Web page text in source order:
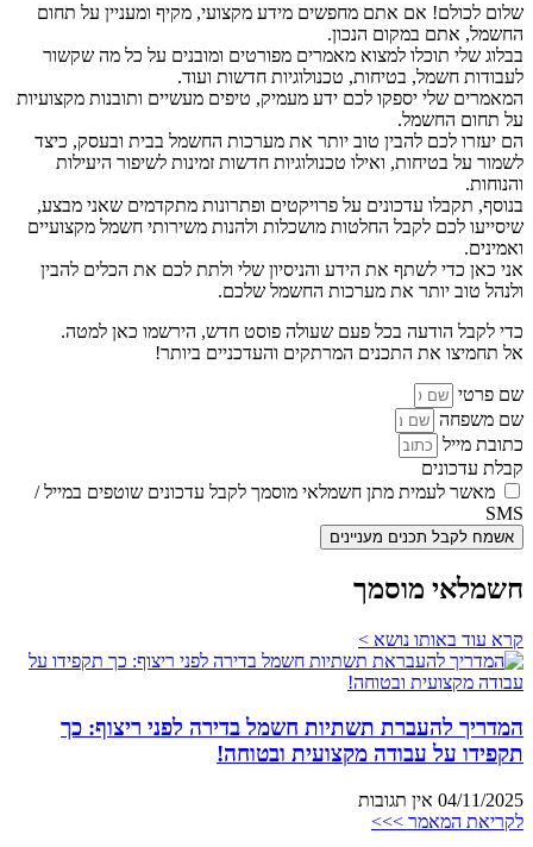
שלום לכולם! אם אתם מחפשים מידע מקצועי, מקיף ומעניין על תחום
החשמל, אתם במקום הנכון.
בבלוג שלי תוכלו למצוא מאמרים מפורטים ומובנים על כל מה שקשור
לעבודות חשמל, בטיחות, טכנולוגיות חדשות ועוד.
המאמרים שלי יספקו לכם ידע מעמיק, טיפים מעשיים ותובנות מקצועיות
על תחום החשמל.
הם יעזרו לכם להבין טוב יותר את מערכות החשמל בבית ובעסק, כיצד
לשמור על בטיחות, ואילו טכנולוגיות חדשות זמינות לשיפור היעילות
והנוחות.
בנוסף, תקבלו עדכונים על פרויקטים ופתרונות מתקדמים שאני מבצע,
שיסייעו לכם לקבל החלטות מושכלות ולהנות משירותי חשמל מקצועיים
ואמינים.
אני כאן כדי לשתף את הידע והניסיון שלי ולתת לכם את הכלים להבין
ולנהל טוב יותר את מערכות החשמל שלכם.
כדי לקבל הודעה בכל פעם שעולה פוסט חדש, הירשמו כאן למטה.
אל תחמיצו את התכנים המרתקים והעדכניים ביותר!
שם פרטי
שם משפחה
כתובת מייל
קבלת עדכונים
מאשר לעמית מתן חשמלאי מוסמך לקבל עדכונים שוטפים במייל /
SMS
אשמח לקבל תכנים מעניינים
חשמלאי מוסמך
קרא עוד באותו נושא >
המדריך להעברת תשתיות חשמל בדירה לפני ריצוף: כך
תקפידו על עבודה מקצועית ובטוחה!
04/11/2025 אין תגובות
לקריאת המאמר >>>